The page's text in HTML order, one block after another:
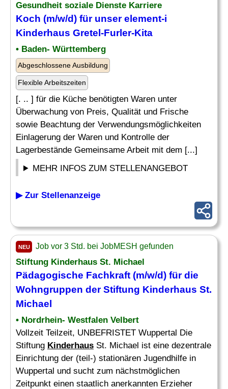
Gesundheit soziale Dienste Karriere
Koch (m/w/d) für unser element-i
Kinderhaus Gretel-Furler-Kita
• Baden- Württemberg
Abgeschlossene Ausbildung
Flexible Arbeitszeiten
[. .. ] für die Küche benötigten Waren unter
Überwachung von Preis, Qualität und Frische
sowie Beachtung der Verwendungsmöglichkeiten
Einlagerung der Waren und Kontrolle der
Lagerbestände Gemeinsame Arbeit mit dem [...]
MEHR INFOS ZUM STELLENANGEBOT
▶ Zur Stellenanzeige
NEU Job vor 3 Std. bei JobMESH gefunden
Stiftung Kinderhaus St. Michael
Pädagogische Fachkraft (m/w/d) für die
Wohngruppen der Stiftung Kinderhaus St.
Michael
• Nordrhein- Westfalen Velbert
Vollzeit Teilzeit, UNBEFRISTET Wuppertal Die
Stiftung Kinderhaus St. Michael ist eine dezentrale
Einrichtung der (teil-) stationären Jugendhilfe in
Wuppertal und sucht zum nächstmöglichen
Zeitpunkt einen staatlich anerkannten Erzieher